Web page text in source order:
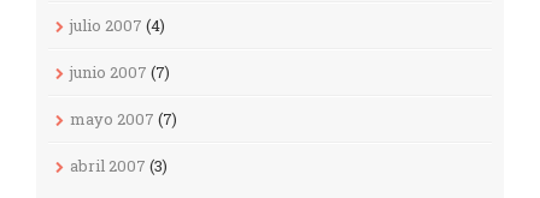
julio 2007 (4)
junio 2007 (7)
mayo 2007 (7)
abril 2007 (3)